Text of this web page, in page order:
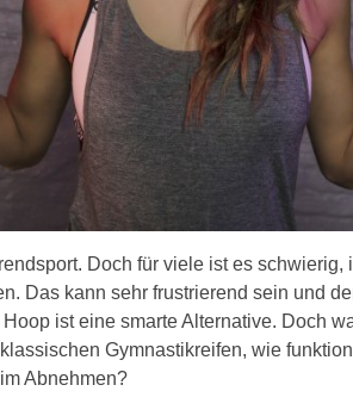
Doch für viele ist es schwierig,
Das kann sehr frustrierend sein und
ist eine smarte Alternative. Doch
Gymnastikreifen, wie
Abnehmen?